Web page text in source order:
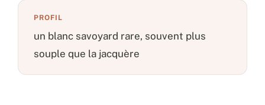
PROFIL
un blanc savoyard rare, souvent plus
souple que la jacquère